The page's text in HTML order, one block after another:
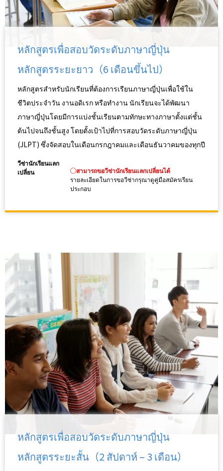
หลักสูตรเพื่อสอบวัดระดับภาษาญี่ปุ่น
หลักสูตรระยะยาว（6 เดือนขึ้นไป）
หลักสูตรสำหรับนักเรียนที่ต้องการเรียนภาษาญี่ปุ่นเพื่อใช้ใน
ชีวิตประจำวัน งานอดิเรก หรือทำงาน นักเรียนจะได้พัฒนา
ภาษาญี่ปุ่นโดยมีการแบ่งชั้นเรียนตามทักษะทางภาษาตั้งแต่ชั้น
ต้นไปจนถึงชั้นสูง โดยตั้งเป้าไปที่การสอบวัดระดับภาษาญี่ปุ่น
(JLPT) ซึ่งจัดสอบในเดือนกรกฎาคมและเดือนธันวาคมของทุกปี
วีซ่านักเรียนแลก
เปลี่ยน
◯สามารถขอวีซ่านักเรียนแลกเปลี่ยนได้
รายละเอียดในการขอวีซ่ากรุณาดูคู่มือสมัครเรียน
ประกอบ
หลักสูตรเพื่อสอบวัดระดับภาษาญี่ปุ่น
หลักสูตรระยะสั้น（2 สัปดาห์ – 3 เดือน）